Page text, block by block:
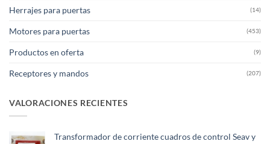
Herrajes para puertas (14)
Motores para puertas (453)
Productos en oferta (9)
Receptores y mandos (207)
VALORACIONES RECIENTES
Transformador de corriente cuadros de control Seav y